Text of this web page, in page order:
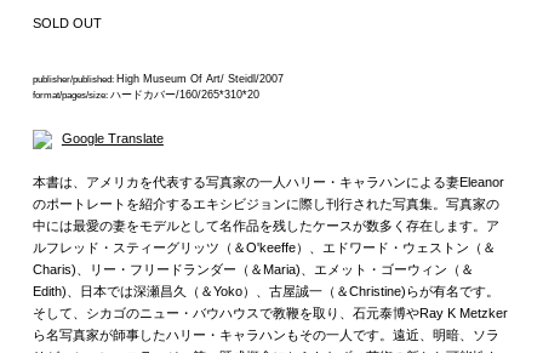
SOLD OUT
publisher/published: High Museum Of Art/ Steidl/2007
format/pages/size: ハードカバー/160/265*310*20
Google Translate
本書は、アメリカを代表する写真家の一人ハリー・キャラハンによる妻Eleanor
のポートレートを紹介するエキシビジョンに際し刊行された写真集。写真家の
中には最愛の妻をモデルとして名作品を残したケースが数多く存在します。ア
ルフレッド・スティーグリッツ（＆O'keeffe）、エドワード・ウェストン（＆
Charis)、リー・フリードランダー（＆Maria)、エメット・ゴーウィン（＆
Edith)、日本では深瀬昌久（＆Yoko）、古屋誠一（＆Christine)らが有名です。
そして、シカゴのニュー・バウハウスで教鞭を取り、石元泰博やRay K Metzker
ら名写真家が師事したハリー・キャラハンもその一人です。遠近、明暗、ソラ